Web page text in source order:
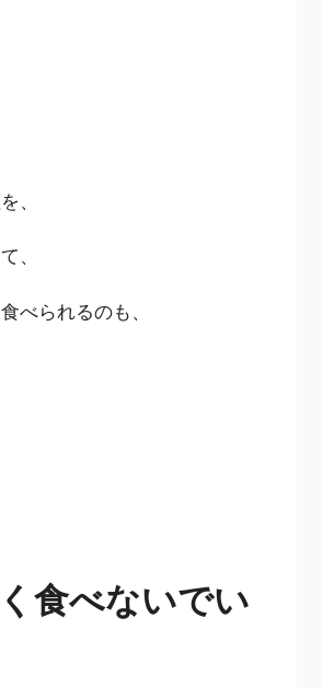
、
、
べられるのも、
食べないでい